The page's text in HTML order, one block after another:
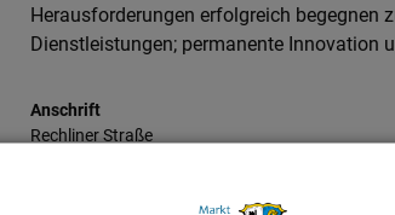
Herausforderungen erfolgreich begegnen
Dienstleistungen; permanente Innovation
Anschrift
Rechliner Straße
Kontaktinformationen